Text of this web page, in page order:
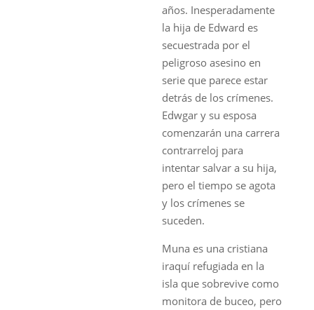
años. Inesperadamente
la hija de Edward es
secuestrada por el
peligroso asesino en
serie que parece estar
detrás de los crímenes.
Edwgar y su esposa
comenzarán una carrera
contrarreloj para
intentar salvar a su hija,
pero el tiempo se agota
y los crímenes se
suceden.
Muna es una cristiana
iraquí refugiada en la
isla que sobrevive como
monitora de buceo, pero